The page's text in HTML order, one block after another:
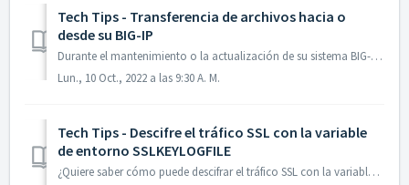
Tech Tips - Transferencia de archivos hacia o
desde su BIG-IP
Durante el mantenimiento o la actualización de su sistema BIG-IP, es posible que necesite transferir archivos hacia o desde su dispositivo. Para saber cómo,...
Lun., 10 Oct., 2022 a las 9:30 A. M.
Tech Tips - Descifre el tráfico SSL con la variable
de entorno SSLKEYLOGFILE
¿Quiere saber cómo puede descifrar el tráfico SSL con la variable ambiental SSLKEYLOGFILE en Google Chrome o Mozilla Firefox? En Descifrar el tráfico SSL ...